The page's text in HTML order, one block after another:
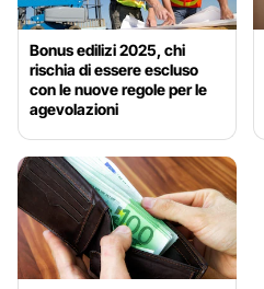
Bonus edilizi 2025, chi
rischia di essere escluso
con le nuove regole per le
agevolazioni